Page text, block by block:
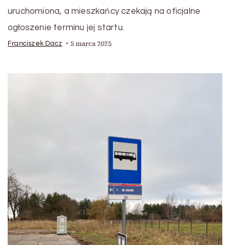
uruchomiona, a mieszkańcy czekają na oficjalne
ogłoszenie terminu jej startu.
Franciszek Dacz 5 marca 2025